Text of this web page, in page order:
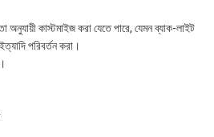
কাস্টমাইজ করা যেতে পারে, যেমন ব্যাক-লাইট
পরিবর্তন করা।